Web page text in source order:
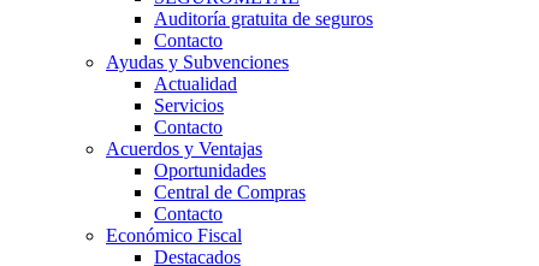
Auditoría gratuita de seguros
Contacto
Ayudas y Subvenciones
Actualidad
Servicios
Contacto
Acuerdos y Ventajas
Oportunidades
Central de Compras
Contacto
Económico Fiscal
Destacados